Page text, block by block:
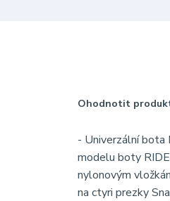
Ohodnotit
- Univerzální bota
modelu boty
nylonovým
na ctyri prezky